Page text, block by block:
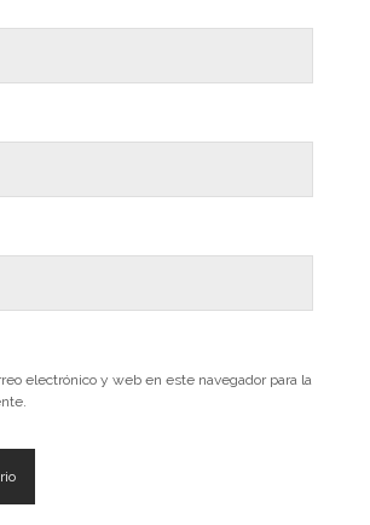
electrónico y web en este navegador para la